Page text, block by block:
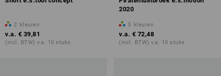
2 kleuren
v.a. € 39,81
(incl. BTW) v.a. 10 stuks
2020
5 kleuren
v.a. € 72,48
(incl. BTW) v.a. 10 stuks